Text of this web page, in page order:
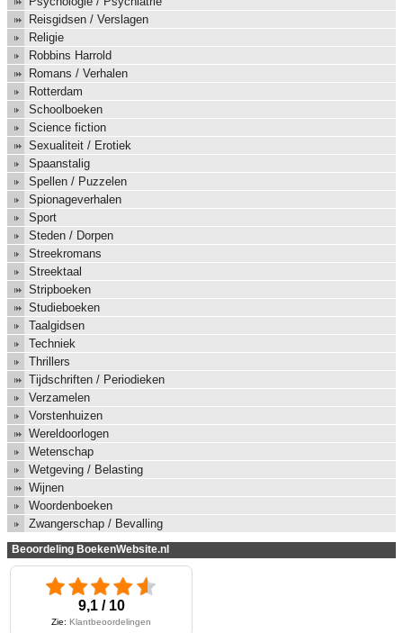
Reisgidsen / Verslagen
Religie
Robbins Harrold
Romans / Verhalen
Rotterdam
Schoolboeken
Science fiction
Sexualiteit / Erotiek
Spaanstalig
Spellen / Puzzelen
Spionageverhalen
Sport
Steden / Dorpen
Streekromans
Streektaal
Stripboeken
Studieboeken
Taalgidsen
Techniek
Thrillers
Tijdschriften / Periodieken
Verzamelen
Vorstenhuizen
Wereldoorlogen
Wetenschap
Wetgeving / Belasting
Wijnen
Woordenboeken
Zwangerschap / Bevalling
Beoordeling BoekenWebsite.nl
9,1 / 10
Zie: Klantbeoordelingen